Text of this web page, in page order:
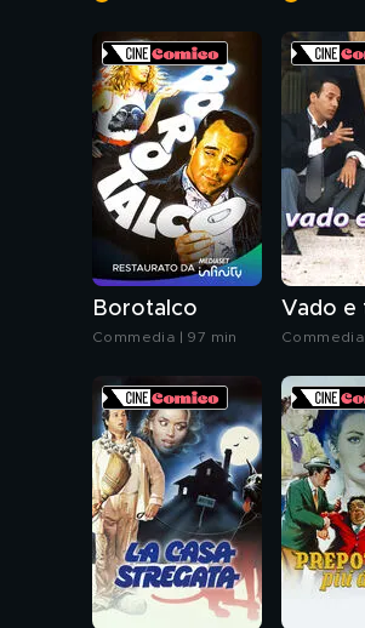
Borotalco
Commedia | 97 min
Vado e